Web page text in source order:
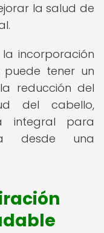
la salud de
incorporación
puede tener un
reducción del
del cabello,
integral para
desde una